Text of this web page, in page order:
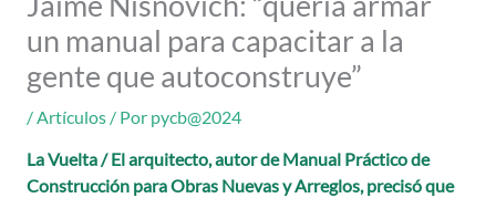
un manual para capacitar a la
gente que autoconstruye”
/Artículos/ Por pycb@2024
La Vuelta / El arquitecto, autor de Manual Práctico de
Construcción para Obras Nuevas y Arreglos, precisó que